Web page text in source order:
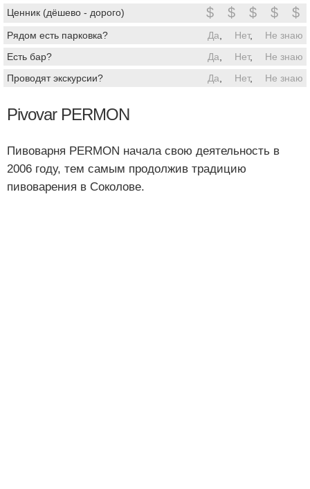
Ценник (дёшево - дорого) $ $ $ $ $
Рядом есть парковка? Да Нет,
Не знаю
Есть бар?
Да Нет,
Не знаю
Проводят экскурсии?
Да Нет, Не знаю
Pivovar PERMON
Пивоварня PERMON начала свою деятельность в
2006 году, тем самым продолжив традицию
пивоварения в Соколове.